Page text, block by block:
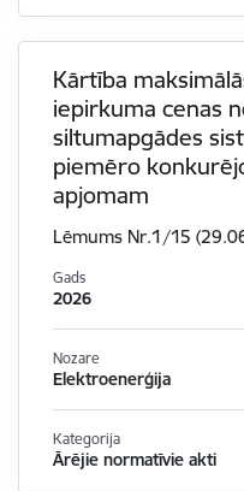
Kārtība
iepirkuma cenas
siltumapgādes
piemēro
apjomam
Lēmums Nr.1/15
Gads
2026
Nozare
Elektroenerģija
Kategorija
Ārējie normatīvie akti